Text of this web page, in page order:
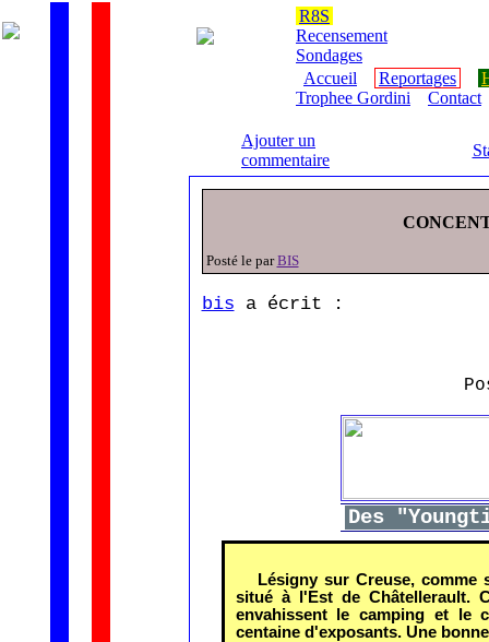
R8S
Recensement
Sondages
Accueil
Reportages
Trophee Gordini
Contact
Ajouter un
commentaire
Posté le parBIS
bis a écrit :
Des
Lésigny sur Creuse,
situé à l'Est de Châtellerault.
envahissent le camping et le
centaine d'exposants. Une